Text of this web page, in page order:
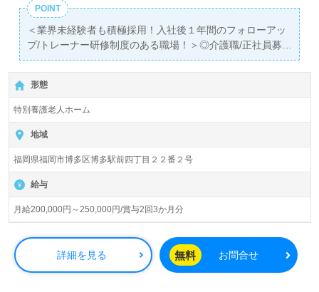
POINT
＜業界未経験者も積極採用！入社後１年間のフォローアッ
プ/トレーナー研修制度のある職場！＞◎介護職/正社員募
集◎
【月給200,000円～250,000円/賞与2回】＊初任者研修以上
有資格者向け求人＊『博多駅』徒歩7分。お車通勤可能で
す。
入居定員100名（ユニット型/個室）『シティケア博多』社
会福祉法人シティ・ケアサービス（本部：福岡県福岡市）
様の運営です。福岡県を中心に特別養護老人ホーム、訪問/
通所介護、ショートステイ、グループホーム、居宅介護支
◎タブレット入力で業務効率UP！『音声入力』システムも
導入予定！ご利用者様の『できること』にフォーカスされ
る事業所様！◎
看護助手や介護職経験のある方はもちろん、これから介護
形態
特別養護老人ホーム
地域
福岡県福岡市博多区博多駅前四丁目２２番２号
給与
月給200,000円～250,000円/賞与2回3か月分
詳細を見る 無料 お問合せ